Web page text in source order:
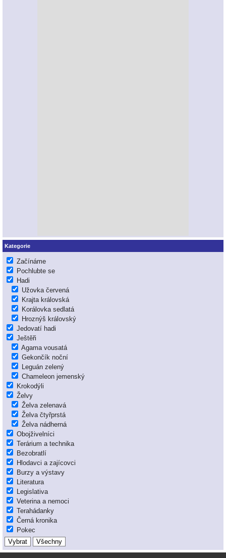
Kategorie
Začínáme
Pochlubte se
Hadi
Užovka červená
Krajta královská
Korálovka sedlatá
Hroznýš královský
Jedovatí hadi
Ještěři
Agama vousatá
Gekončík noční
Leguán zelený
Chameleon jemenský
Krokodýli
Želvy
Želva zelenavá
Želva čtyřprstá
Želva nádherná
Obojživelníci
Terárium a technika
Bezobratlí
Hlodavci a zajícovci
Burzy a výstavy
Literatura
Legislativa
Veterina a nemoci
Terahádanky
Černá kronika
Pokec